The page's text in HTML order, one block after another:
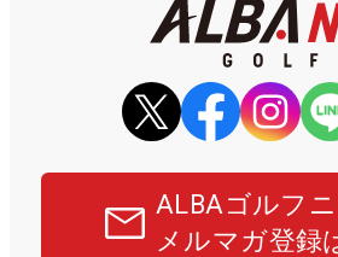
ALBAゴルフ
メルマガ登録